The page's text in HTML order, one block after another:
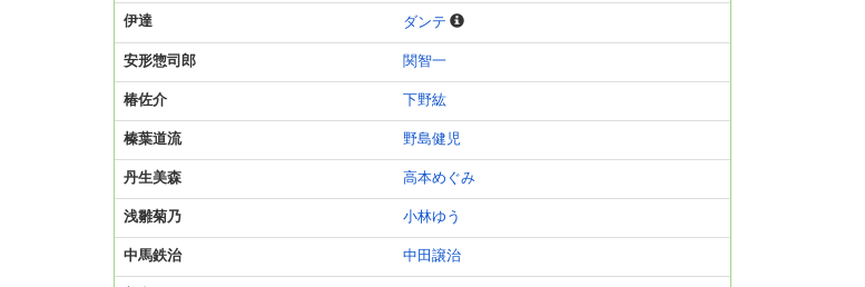
伊達 ダンテ
安形惣司郎 関智一
椿佐介 下野紘
榛葉道流 野島健児
丹生美森 高本めぐみ
浅雛菊乃 小林ゆう
中馬鉄治 中田譲治